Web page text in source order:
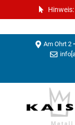
Am Ohrt 2